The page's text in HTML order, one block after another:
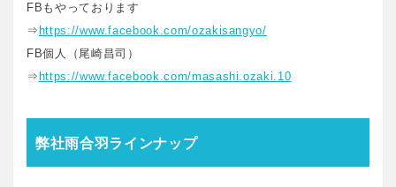
FBもやっております
⇒ https://www.facebook.com/ozakisangyo/
FB個人（尾崎昌司）
⇒ https://www.facebook.com/masashi.ozaki.10
弊社雨合羽ラインナップ